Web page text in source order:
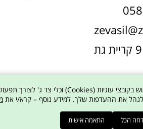
לנהל את ההעדפות שלך. למידע נוסף – קרא/י את
הכל התאמה אישית